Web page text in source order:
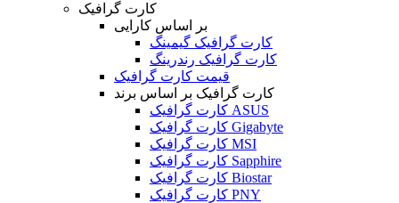
کارت گرافیک
بر اساس کارایی
کارت گرافیک گیمینگ
کارت گرافیک رندرینگ
قیمت کارت گرافیک
کارت گرافیک بر اساس برند
کارت گرافیک ASUS
کارت گرافیک Gigabyte
کارت گرافیک MSI
کارت گرافیک Sapphire
کارت گرافیک Biostar
کارت گرافیک PNY